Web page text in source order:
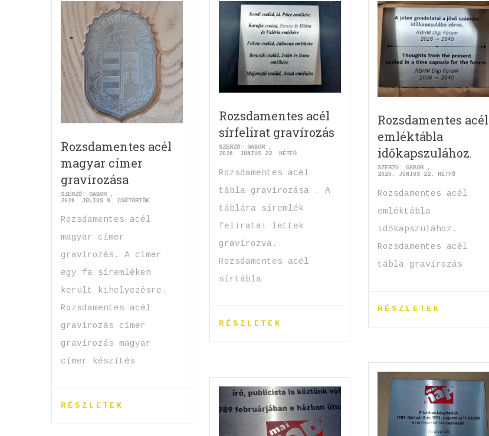
Rozsdamentes acél
magyar címer
gravírozása
SZERZŐ: GABOR
2026. JÚLIUS 9. CSÜTÖRTÖK
Rozsdamentes acél
magyar címer
gravírozás. A címer
egy fa síremléken
került kihelyezésre.
Rozsdamentes acél
gravírozás címer
gravírozás magyar
címer készítés
RÉSZLETEK
Rozsdamentes acél
sírfelirat gravírozás
SZERZŐ: GABOR
2026. JÚNIUS 22. HÉTFŐ
Rozsdamentes acél
tábla gravírozása . A
táblára síremlék
feliratai lettek
gravírozva.
Rozsdamentes acél
sírtábla
RÉSZLETEK
Rozsdamentes acél
emléktábla
időkapszulához.
SZERZŐ: GABOR
2026. JÚNIUS 22. HÉTFŐ
Rozsdamentes acél
emléktábla
időkapszulához.
Rozsdamentes acél
tábla gravírozás
RÉSZLETEK